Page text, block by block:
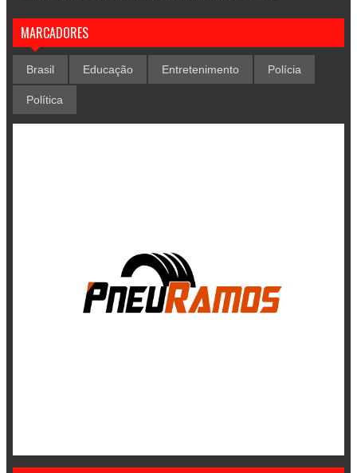
MARCADORES
Brasil Educação Entretenimento Polícia
Política